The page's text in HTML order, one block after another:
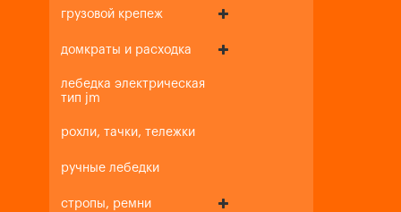
грузовой крепеж
домкраты и расходка
лебедка электрическая
тип jm
рохли, тачки, тележки
ручные лебедки
стропы, ремни